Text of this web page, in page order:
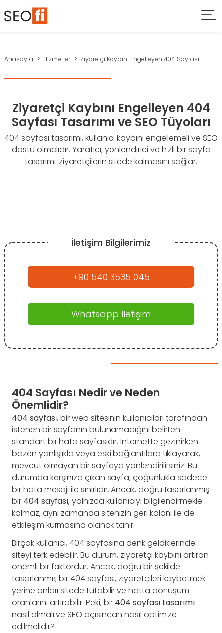
Anasayfa Hizmetler Ziyaretçi Kaybını Engelleyen 404 Sayfası...
Ziyaretçi Kaybını Engelleyen 404
Sayfası Tasarımı ve SEO Tüyoları
404 sayfası tasarımı, kullanıcı kaybını engellemeli ve SEO
dostu olmalıdır. Yaratıcı, yönlendirici ve hızlı bir sayfa
tasarımı, ziyaretçilerin sitede kalmasını sağlar.
İletişim Bilgilerimiz
+90 540 3535 045
Whatsapp İletişim
404 Sayfası Nedir ve Neden
Önemlidir?
404 sayfası, bir web sitesinin kullanıcıları tarafından
istenen bir sayfanın bulunamadığını belirten
standart bir hata sayfasıdır. İnternette gezinirken
bazen yanlışlıkla veya eski bağlantılara tıklayarak,
mevcut olmayan bir sayfaya yönlendirilirsiniz. Bu
durumda karşınıza çıkan sayfa, çoğunlukla sadece
bir hata mesajı ile sınırlıdır. Ancak, doğru tasarlanmış
bir 404 sayfası, yalnızca kullanıcıyı bilgilendirmekle
kalmaz, aynı zamanda sitenizin geri kalanı ile de
etkileşim kurmasına olanak tanır.
Birçok kullanıcı, 404 sayfasına denk geldiklerinde
siteyi terk edebilir. Bu durum, ziyaretçi kaybını artıran
önemli bir faktördür. Ancak, doğru bir şekilde
tasarlanmış bir 404 sayfası, ziyaretçileri kaybetmek
yerine onları sitede tutabilir ve hatta dönüşüm
oranlarını artırabilir. Peki, bir 404 sayfası tasarımı
nasıl olmalı ve SEO açısından nasıl optimize
edilmelidir?